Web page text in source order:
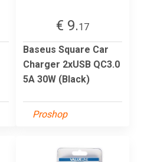
€ 9.17
Baseus Square Car
Charger 2xUSB QC3.0
5A 30W (Black)
Proshop